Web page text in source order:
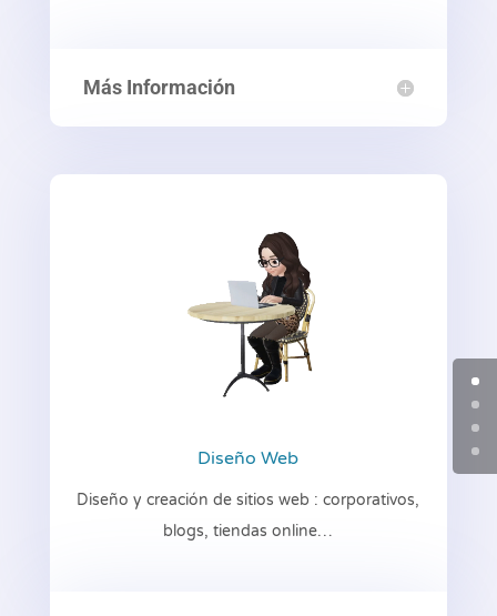
Más Información
Diseño Web
Diseño y creación de sitios web : corporativos,
blogs, tiendas online…